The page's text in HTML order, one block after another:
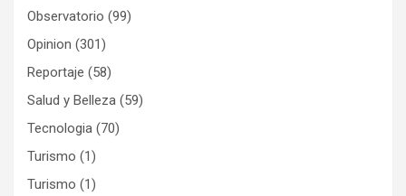
Observatorio (99)
Opinion (301)
Reportaje (58)
Salud y Belleza (59)
Tecnologia (70)
Turismo (1)
Turismo (1)